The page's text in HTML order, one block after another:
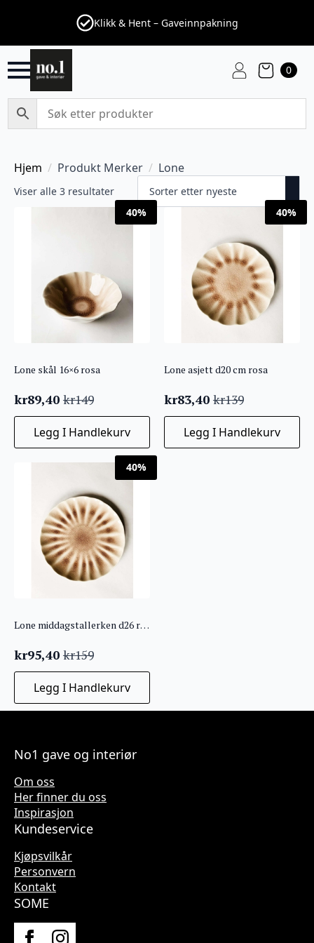
Klikk & Hent – Gaveinnpakning
0
Hjem Produkt Merker Lone
Viser alle 3 resultaterSortert
etter
nyeste
40%
Lone skål 16×6 rosa
kr149
Opprinnelig
pris
var:
kr149.
kr89,40
Nåværende
pris
kr89,40.
Legg I Handlekurv
40%
Lone asjett d20 cm rosa
kr139
Opprinnelig
pris
var:
kr139.
kr83,40
Nåværende
pris
kr83,40.
Legg I Handlekurv
40%
Lone middagstallerken d26 rosa
kr159
Opprinnelig
pris
var:
kr159.
kr95,40
Nåværende
pris
kr95,40.
Legg I Handlekurv
No1 gave og interiør
Om oss
Her finner du oss
Inspirasjon
Kundeservice
Kjøpsvilkår
Personvern
Kontakt
SOME